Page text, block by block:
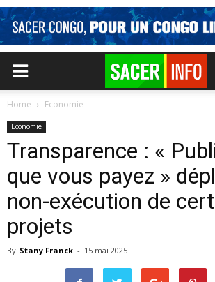
Home Economie
Economie
Transparence : «
que vous payez »
non-exécution de
projets
By Stany Franck - 15 mai 2025